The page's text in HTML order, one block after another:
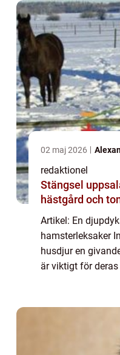
02 maj 2026
redaktionel
Stängsel uppsala trygg inramning
hästgård och
Artikel: En
hamsterleksaker
husdjur en
är viktigt för